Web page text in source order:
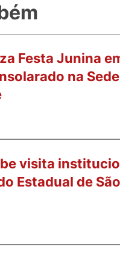
Festa Junina
na Sede
visita
Estadual de São